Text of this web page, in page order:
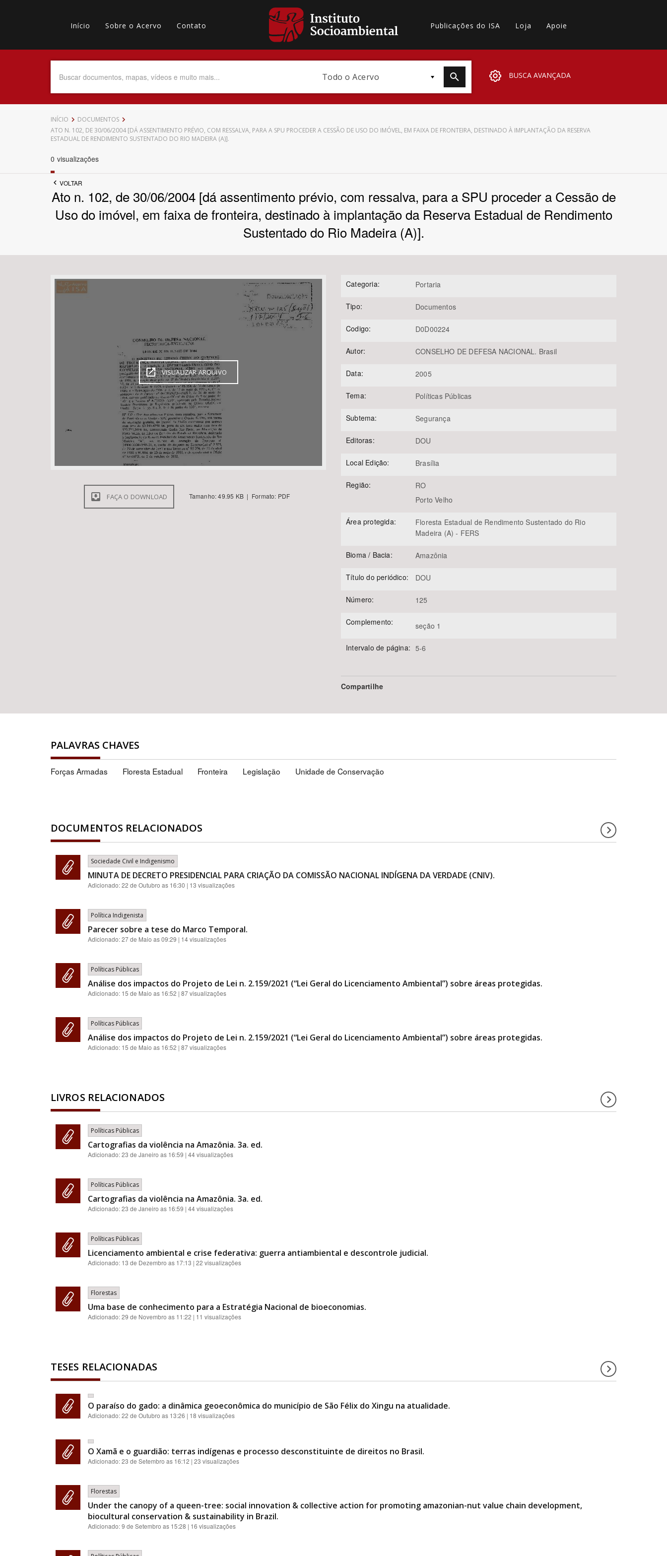
Main
navigation
Início Sobre o Acervo Contato
secundário
Publicações do ISA Loja Apoie
Todo o Acervo BUSCA AVANÇADA
Data do Documento
Tema Subtema
INÍCIO
DOCUMENTOS
ATO N. 102, DE 30/06/2004 [DÁ ASSENTIMENTO PRÉVIO, COM RESSALVA, PARA A SPU PROCEDER A CESSÃO DE USO DO IMÓVEL, EM FAIXA DE FRONTEIRA, DESTINADO À IMPLANTAÇÃO DA RESERVA
ESTADUAL DE RENDIMENTO SUSTENTADO DO RIO MADEIRA (A)].
0 visualizações
VOLTAR
Ato n. 102, de 30/06/2004 [dá assentimento prévio, com ressalva, para a SPU proceder a Cessão de
Uso do imóvel, em faixa de fronteira, destinado à implantação da Reserva Estadual de Rendimento
Sustentado do Rio Madeira (A)].
VISUALIZAR ARQUIVO
FAÇA O DOWNLOAD Tamanho: 49.95 KB | Formato: PDF
Categoria: Portaria
Tipo: Documentos
Codigo: D0D00224
Autor: CONSELHO DE DEFESA NACIONAL. Brasil
Data: 2005
Tema: Políticas Públicas
Subtema: Segurança
Editoras: DOU
Local Edição: Brasília
Região:
RO
Porto Velho
Área protegida:
Floresta Estadual de Rendimento Sustentado do Rio
Madeira (A) - FERS
Bioma / Bacia: Amazônia
Título do periódico: DOU
Número: 125
Complemento: seção 1
Intervalo de página: 5-6
Compartilhe
PALAVRAS CHAVES
Forças Armadas Floresta Estadual Fronteira Legislação Unidade de Conservação
DOCUMENTOS RELACIONADOS
Sociedade Civil e Indigenismo
MINUTA DE DECRETO PRESIDENCIAL PARA CRIAÇÃO DA COMISSÃO NACIONAL INDÍGENA DA VERDADE (CNIV).
Adicionado:22 de Outubro as 16:30 | 13 visualizações
Política Indigenista
Parecer sobre a tese do Marco Temporal.
Adicionado:27 de Maio as 09:29 | 14 visualizações
Políticas Públicas
Análise dos impactos do Projeto de Lei n. 2.159/2021 (“Lei Geral do Licenciamento Ambiental”) sobre áreas protegidas.
Adicionado: 15 de Maio as 16:52 | 87 visualizações
Políticas Públicas
Análise dos impactos do Projeto de Lei n. 2.159/2021 (“Lei Geral do Licenciamento Ambiental”) sobre áreas protegidas.
Adicionado: 15 de Maio as 16:52 | 87 visualizações
LIVROS RELACIONADOS
Políticas Públicas
Cartografias da violência na Amazônia. 3a. ed.
Adicionado:23 de Janeiro as 16:59 | 44 visualizações
Políticas Públicas
Cartografias da violência na Amazônia. 3a. ed.
Adicionado:23 de Janeiro as 16:59 | 44 visualizações
Políticas Públicas
Licenciamento ambiental e crise federativa: guerra antiambiental e descontrole judicial.
Adicionado: 13 de Dezembro as 17:13 | 22 visualizações
Florestas
Uma base de conhecimento para a Estratégia Nacional de bioeconomias.
Adicionado:29 de Novembro as 11:22 | 11 visualizações
TESES RELACIONADAS
O paraíso do gado: a dinâmica geoeconômica do município de São Félix do Xingu na atualidade.
Adicionado:22 de Outubro as 13:26 | 18 visualizações
O Xamã e o guardião: terras indígenas e processo desconstituinte de direitos no Brasil.
Adicionado:23 de Setembro as 16:12 | 23 visualizações
Florestas
Under the canopy of a queen-tree: social innovation & collective action for promoting amazonian-nut value chain development,
biocultural conservation & sustainability in Brazil.
Adicionado:9 de Setembro as 15:28 | 16 visualizações